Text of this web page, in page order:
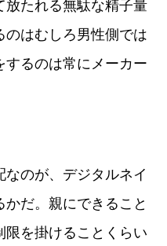
はむしろ男性側では
るのは常にメーカー
のが、デジタルネイ
だ。親にできること
を掛けることくらい